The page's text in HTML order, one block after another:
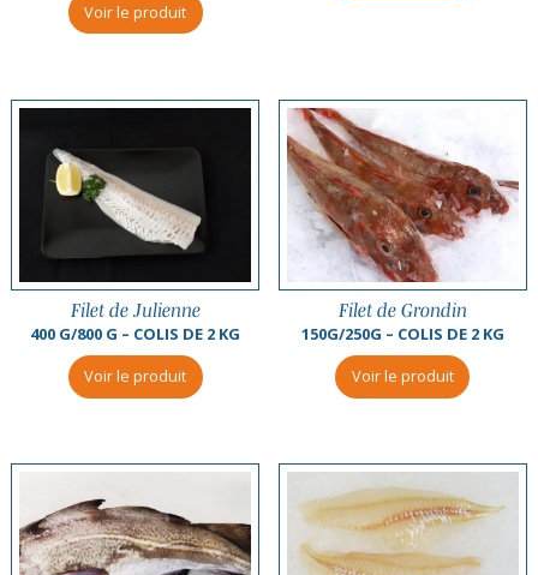
Voir le produit
Filet de Julienne
400 G/800 G – COLIS DE 2 KG
Voir le produit
Filet de Grondin
150G/250G – COLIS DE 2 KG
Voir le produit